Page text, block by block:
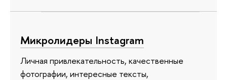
Микролидеры Instagram
Личная привлекательность, качественные
фотографии, интересные тексты,